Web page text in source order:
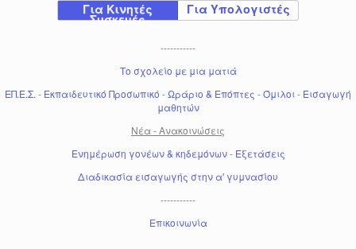
Για Κινητές
Συσκευές
Για Υπολογιστές
-----------
Το σχολείο με μια ματιά
ΕΠ.Ε.Σ. - Εκπαιδευτικό Προσωπικό -Ωράριο & Επόπτες -Όμιλοι- Εισαγωγή
μαθητών
Νέα - Ανακοινώσεις
Ενημέρωση γονέων & κηδεμόνων- Εξετάσεις
Διαδικασία εισαγωγής στην α' γυμνασίου
-----------
Επικοινωνία